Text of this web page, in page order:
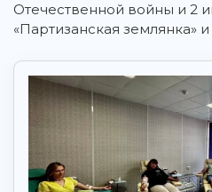
Отечественной войны и 2
«Партизанская землянка»